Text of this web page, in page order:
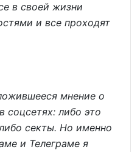
в своей жизни
и все проходят
мнение о
соцсетях: либо это
секты. Но именно
и Телеграме я